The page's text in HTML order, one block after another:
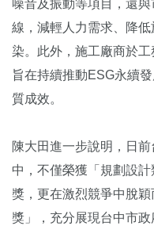
噪音及振動等項目，還
線，減輕人力需求、降
染。此外，施工廠商於工
旨在持續推動ESG永續
質成效。
陳大田進一步說明，日
中，不僅榮獲「規劃設
獎，更在激烈競爭中脫
獎」，充分展現台中市